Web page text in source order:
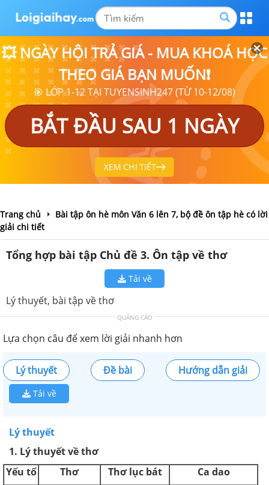
💥 NGÀY HỘI TRẢ GIÁ - MUA KHOÁ HỌC
THEO GIÁ BẠN MUỐN❗
🎯 LỚP 1-12 TẠI TUYENSINH247 (TỪ 10-12/08)
BẮT ĐẦU SAU 1 NGÀY
XEM CHI TIẾT
Trang chủ
Bài tập ôn hè môn Văn 6 lên 7, bộ đề ôn tập hè có lời
giải chi tiết
Tổng hợp bài tập Chủ đề 3. Ôn tập về thơ
Tải về
Lý thuyết, bài tập về thơ
QUẢNG CÁO
Lựa chọn câu để xem lời giải nhanh hơn
Lý thuyết Đề bài Hướng dẫn giải
Tải về
Lý thuyết
1. Lý thuyết về thơ
Yếu tố
Thơ Thơ lục bát
Ca dao